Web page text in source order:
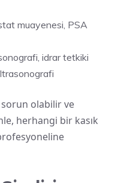
muayenesi, PSA
idrar tetkiki
sorun olabilir ve
herhangi bir kasık